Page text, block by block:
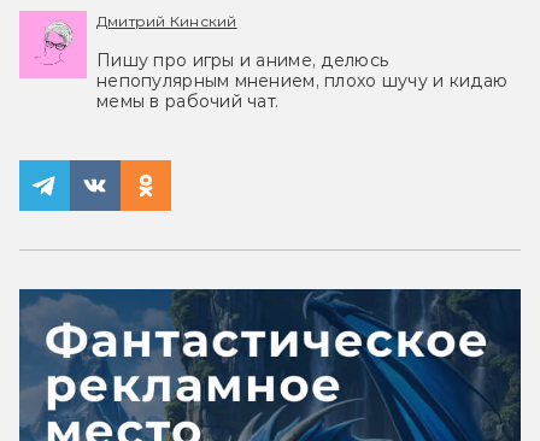
Дмитрий Кинский
Пишу про игры и аниме, делюсь
непопулярным мнением, плохо шучу и кидаю
мемы в рабочий чат.